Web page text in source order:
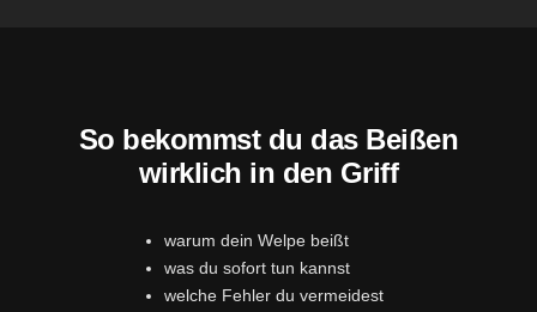
So bekommst du das Beißen
wirklich in den Griff
warum dein Welpe beißt
was du sofort tun kannst
welche Fehler du vermeidest